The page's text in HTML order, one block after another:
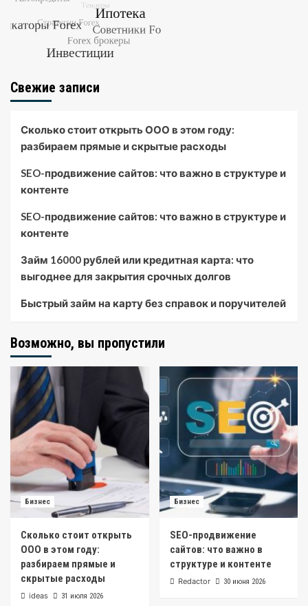
Свежие записи
Сколько стоит открыть ООО в этом году:
разбираем прямые и скрытые расходы
SEO-продвижение сайтов: что важно в структуре и
контенте
SEO-продвижение сайтов: что важно в структуре и
контенте
Займ 16000 рублей или кредитная карта: что
выгоднее для закрытия срочных долгов
Быстрый займ на карту без справок и поручителей
Возможно, вы пропустили
Бизнес
Сколько стоит открыть
ООО в этом году:
разбираем прямые и
скрытые расходы
ideas 31 июля 2026
Бизнес
SEO-продвижение
сайтов: что важно в
структуре и контенте
Redactor 30 июня 2026